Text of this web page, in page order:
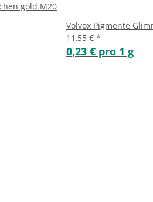
gold M20
Volvox Pigmente
11,55 € *
0,23 € pro 1 g